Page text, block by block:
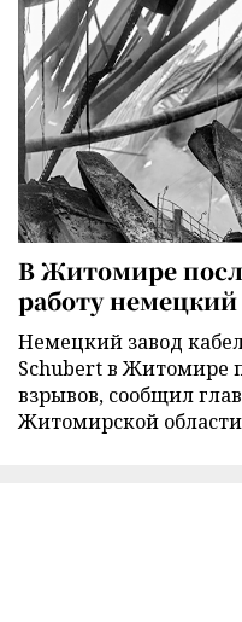
В Житомире
работу немецкий
Немецкий завод
Schubert в Житомире
взрывов, сообщил
Житомирской